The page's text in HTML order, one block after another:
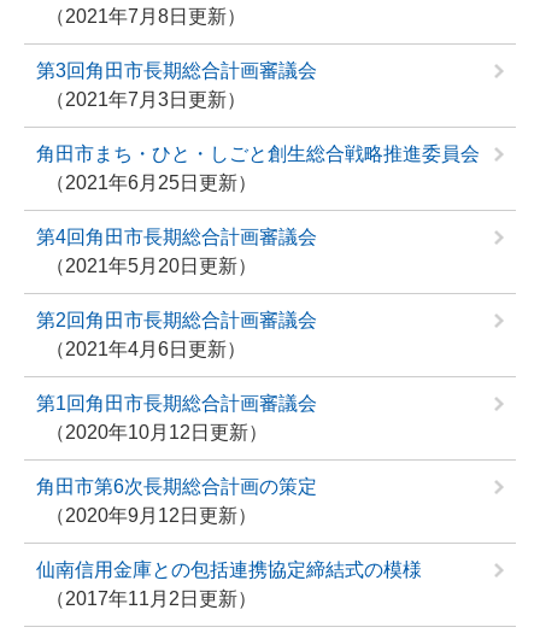
2021年7月8日更新
第3回角田市長期総合計画審議会
2021年7月3日更新
角田市まち・ひと・しごと創生総合戦略推進委員会
2021年6月25日更新
第4回角田市長期総合計画審議会
2021年5月20日更新
第2回角田市長期総合計画審議会
2021年4月6日更新
第1回角田市長期総合計画審議会
2020年10月12日更新
角田市第6次長期総合計画の策定
2020年9月12日更新
仙南信用金庫との包括連携協定締結式の模様
2017年11月2日更新